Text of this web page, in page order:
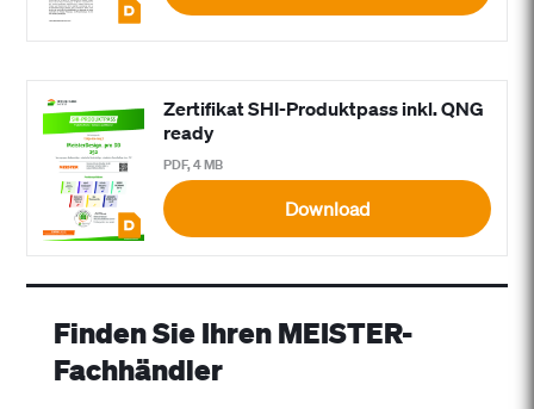
Zertifikat SHI-Produktpass inkl. QNG
ready
PDF, 4 MB
Download
Finden Sie Ihren MEISTER-
Fachhändler